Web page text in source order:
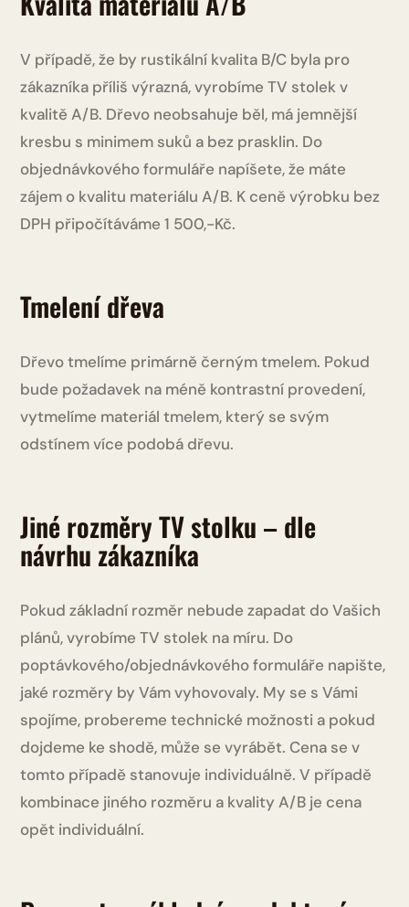
V případě, že by rustikální kvalita B/C byla pro
zákazníka příliš výrazná, vyrobíme TV stolek v
kvalitě A/B. Dřevo neobsahuje běl, má jemnější
kresbu s minimem suků a bez prasklin. Do
objednávkového formuláře napíšete, že máte
zájem o kvalitu materiálu A/B. K ceně výrobku bez
DPH připočítáváme 1 500,-Kč.
Tmelení dřeva
Dřevo tmelíme primárně černým tmelem. Pokud
bude požadavek na méně kontrastní provedení,
vytmelíme materiál tmelem, který se svým
odstínem více podobá dřevu.
Jiné rozměry TV stolku – dle
návrhu zákazníka
Pokud základní rozměr nebude zapadat do Vašich
plánů, vyrobíme TV stolek na míru. Do
poptávkového/objednávkového formuláře napište,
jaké rozměry by Vám vyhovovaly. My se s Vámi
spojíme, probereme technické možnosti a pokud
dojdeme ke shodě, může se vyrábět. Cena se v
tomto případě stanovuje individuálně. V případě
kombinace jiného rozměru a kvality A/B je cena
opět individuální.